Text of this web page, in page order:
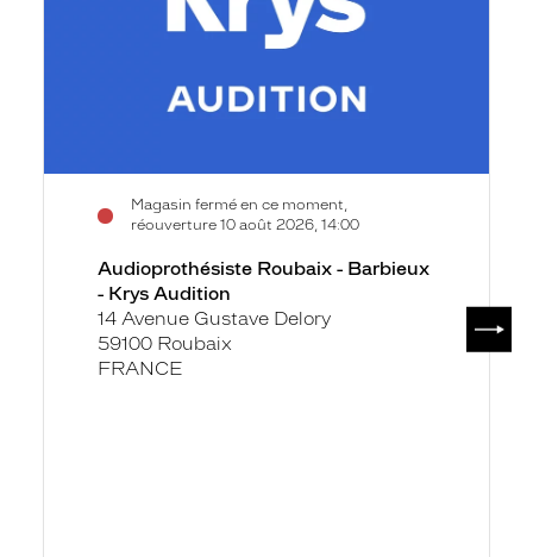
Magasin fermé en ce moment,
réouverture 10 août 2026, 14:00
Audioprothésiste Roubaix - Barbieux
- Krys Audition
14 Avenue Gustave Delory
59100 Roubaix
FRANCE